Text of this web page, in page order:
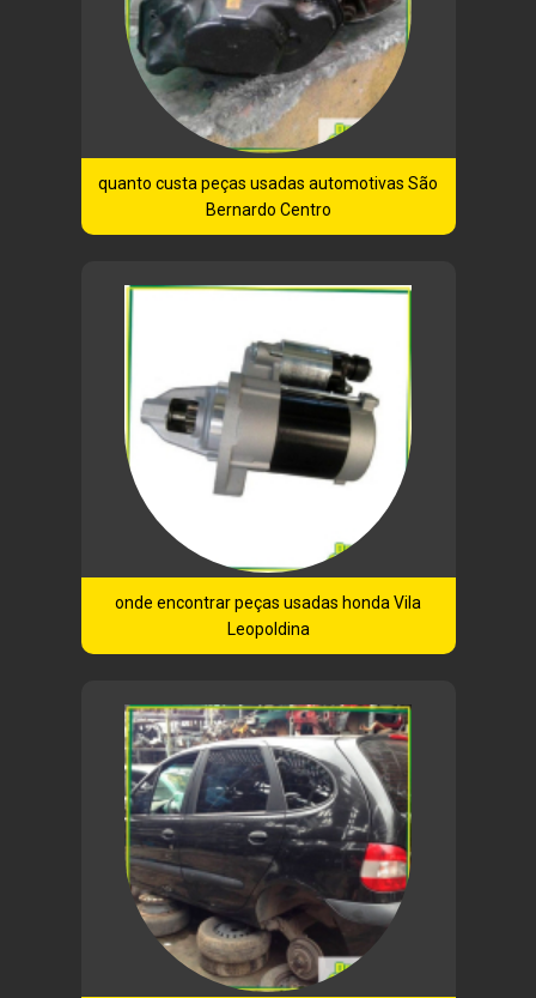
quanto custa peças usadas automotivas São
Bernardo Centro
onde encontrar peças usadas honda Vila
Leopoldina